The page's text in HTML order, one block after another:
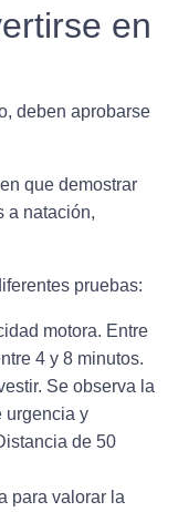
en
deben aprobarse
que demostrar
a natación,
pruebas:
motora. Entre
4 y 8 minutos.
Se observa la
urgencia y
de 50
para valorar la